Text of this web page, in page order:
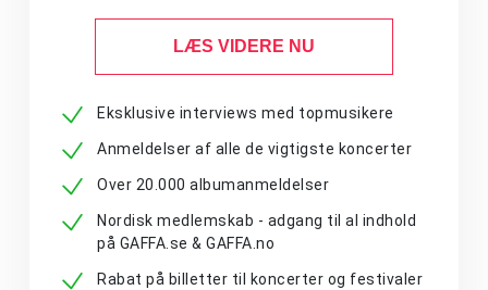
LÆS VIDERE NU
Eksklusive interviews med topmusikere
Anmeldelser af alle de vigtigste koncerter
Over 20.000 albumanmeldelser
Nordisk medlemskab - adgang til al indhold
på GAFFA.se & GAFFA.no
Rabat på billetter til koncerter og festivaler